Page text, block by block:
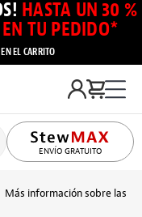
HASTA UN 30 %
EN TU PEDIDO*
EL CARRITO
ENVÍO GRATUITO
Más información sobre las